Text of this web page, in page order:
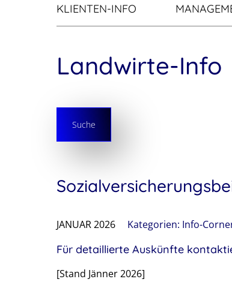
KLIENTEN-INFO
Landwirte-Info
Suche
JANUAR 2026 Kategorien: Info-
Für detaillierte Auskünfte
[Stand Jänner 2026]